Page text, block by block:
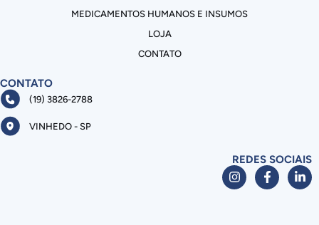
MEDICAMENTOS HUMANOS E INSUMOS
LOJA
CONTATO
CONTATO
(19) 3826-2788
VINHEDO - SP
REDES SOCIAIS